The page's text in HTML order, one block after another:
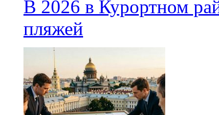
В 2026 в Курортном
пляжей